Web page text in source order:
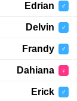
♂
Edrian
♂
Delvin
♂
Frandy
♀
Dahiana
♂
Erick